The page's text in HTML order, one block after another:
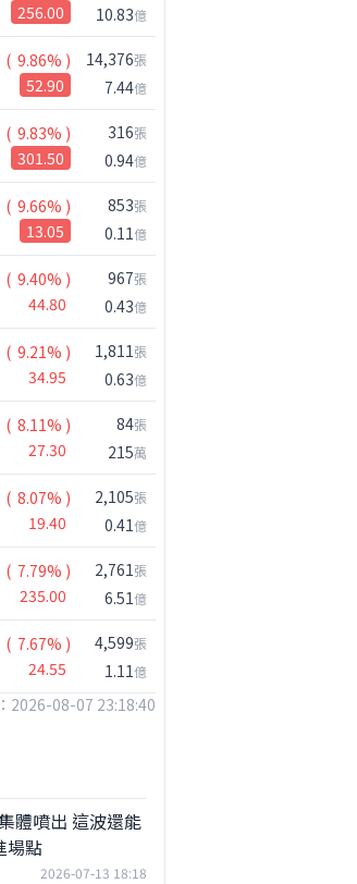
小百科
晶心科做什麼？
256.00 10.83億
( 9.86% )
52.90
14,376張
7.44億
( 9.83% )
301.50
316張
0.94億
( 9.66% )
13.05
853張
0.11億
( 9.40% )
44.80
967張
0.43億
( 9.21% )
34.95
1,811張
0.63億
( 8.11% )
27.30
84張
215萬
( 8.07% )
19.40
2,105張
0.41億
( 7.79% )
235.00
2,761張
6.51億
( 7.67% )
24.55
4,599張
1.11億
2026-08-07 23:18:40
體噴出 這波還能
場點
2026-07-13 18:18